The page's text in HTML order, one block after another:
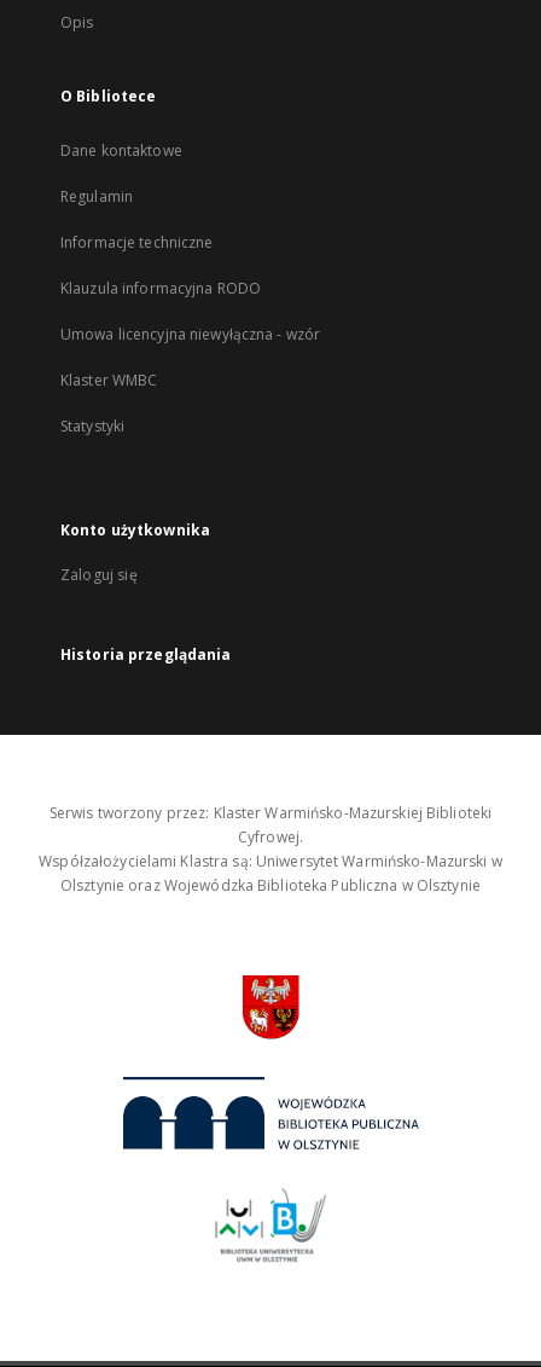
Opis
O Bibliotece
Dane kontaktowe
Regulamin
Informacje techniczne
Klauzula informacyjna RODO
Umowa licencyjna niewyłączna - wzór
Klaster WMBC
Statystyki
Konto użytkownika
Zaloguj się
Historia przeglądania
Serwis tworzony przez: Klaster Warmińsko-Mazurskiej Biblioteki
Cyfrowej.
Współzałożycielami Klastra są: Uniwersytet Warmińsko-Mazurski w
Olsztynie oraz Wojewódzka Biblioteka Publiczna w Olsztynie